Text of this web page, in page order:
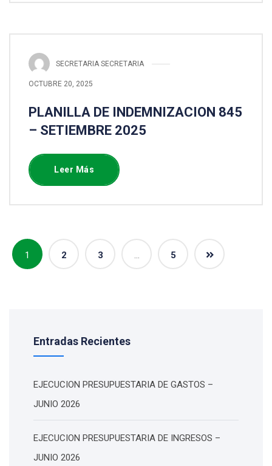
SECRETARIA SECRETARIA
OCTUBRE 20, 2025
PLANILLA DE INDEMNIZACION 845
– SETIEMBRE 2025
Leer Más
1 2 3 … 5
Entradas Recientes
EJECUCION PRESUPUESTARIA DE GASTOS –
JUNIO 2026
EJECUCION PRESUPUESTARIA DE INGRESOS –
JUNIO 2026